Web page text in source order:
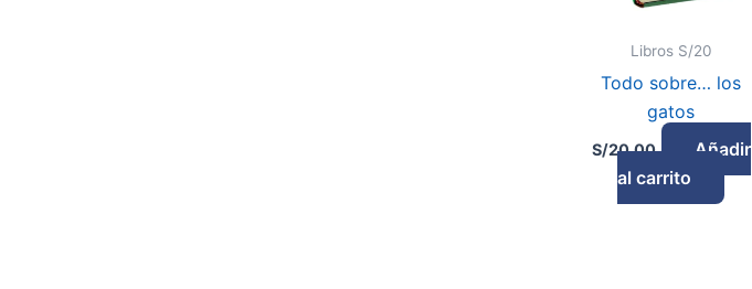
Libros S/20
Todo sobre… los
gatos
S/20.00
Añadir
al carrito